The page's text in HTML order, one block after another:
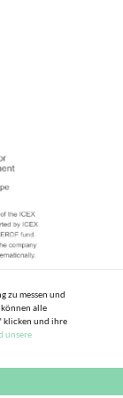
zu messen und
alle
klicken und ihre
unsere